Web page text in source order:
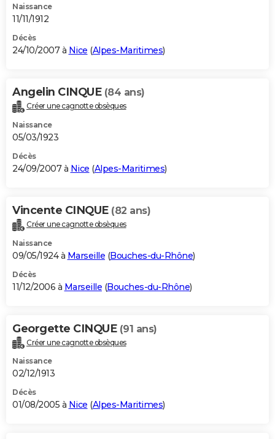
Naissance
11/11/1912
Décès
24/10/2007 à Nice (Alpes-Maritimes)
Angelin CINQUE (84 ans)
Créer une cagnotte obsèques
Naissance
05/03/1923
Décès
24/09/2007 à Nice (Alpes-Maritimes)
Vincente CINQUE (82 ans)
Créer une cagnotte obsèques
Naissance
09/05/1924 à Marseille (Bouches-du-Rhône)
Décès
11/12/2006 à Marseille (Bouches-du-Rhône)
Georgette CINQUE (91 ans)
Créer une cagnotte obsèques
Naissance
02/12/1913
Décès
01/08/2005 à Nice (Alpes-Maritimes)